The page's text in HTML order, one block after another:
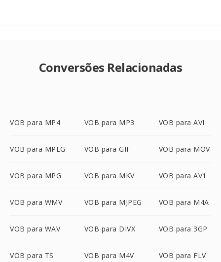
Conversões Relacionadas
VOB para MP4 VOB para MP3 VOB para AVI
VOB para MPEG VOB para GIF VOB para MOV
VOB para MPG VOB para MKV VOB para AV1
VOB para WMV VOB para MJPEG VOB para M4A
VOB para WAV VOB para DIVX VOB para 3GP
VOB para TS VOB para M4V VOB para FLV